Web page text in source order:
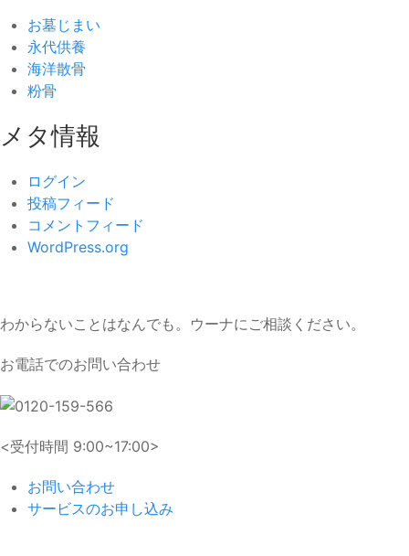
お墓じまい
永代供養
海洋散骨
粉骨
メタ情報
ログイン
投稿フィード
コメントフィード
WordPress.org
わからないことはなんでも。ウーナにご相談ください。
お電話でのお問い合わせ
<受付時間 9:00~17:00>
お問い合わせ
サービスのお申し込み